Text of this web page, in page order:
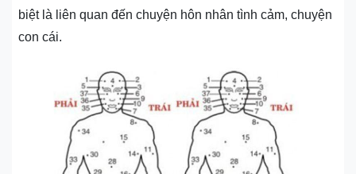
biệt là liên quan đến chuyện hôn nhân tình cảm, chuyện
con cái.